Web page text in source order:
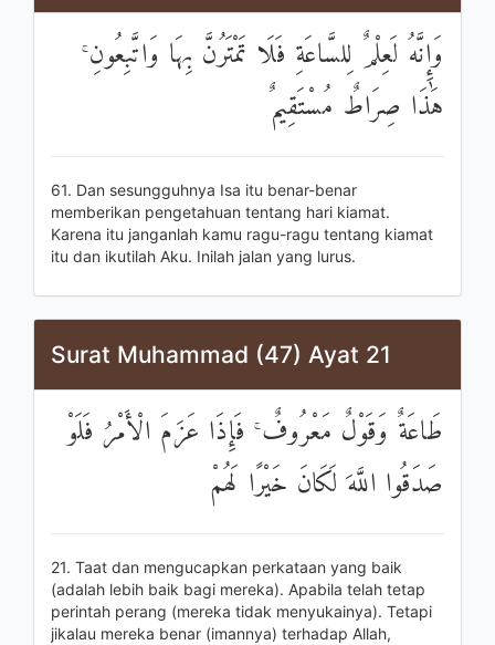
وَإِنَّهُ لَعِلْمٌ لِلسَّاعَةِ فَلَا تَمْتَرُنَّ بِهَا وَاتَّبِعُونِ ۚ
هَٰذَا صِرَاطٌ مُسْتَقِيمٌ
61. Dan sesungguhnya Isa itu benar-benar
memberikan pengetahuan tentang hari kiamat.
Karena itu janganlah kamu ragu-ragu tentang kiamat
itu dan ikutilah Aku. Inilah jalan yang lurus.
Surat Muhammad (47) Ayat 21
طَاعَةٌ وَقَوْلٌ مَعْرُوفٌ ۚ فَإِذَا عَزَمَ الْأَمْرُ فَلَوْ
صَدَقُوا اللَّهَ لَكَانَ خَيْرًا لَهُمْ
21. Taat dan mengucapkan perkataan yang baik
(adalah lebih baik bagi mereka). Apabila telah tetap
perintah perang (mereka tidak menyukainya). Tetapi
jikalau mereka benar (imannya) terhadap Allah,